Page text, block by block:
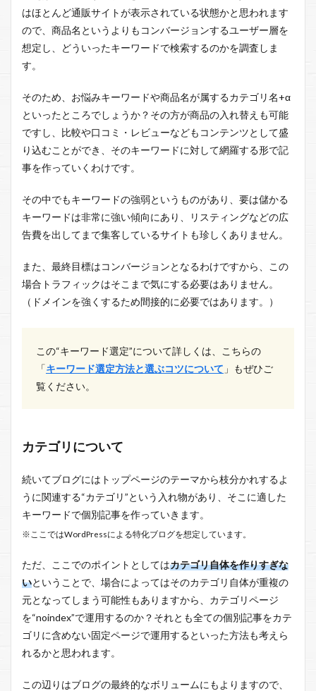
はほとんど通販サイトが表示されている状態かと思われます
ので、商品名というよりもコンバージョンするユーザー層を
想定し、どういったキーワードで検索するのかを調査しま
す。
そのため、お悩みキーワードや商品名が属するカテゴリ名+α
といったところでしょうか？その方が商品の入れ替えも可能
ですし、比較や口コミ・レビューなどもコンテンツとして盛
り込むことができ、そのキーワードに対して網羅する形で記
事を作っていくわけです。
その中でもキーワードの強弱というものがあり、要は儲かる
キーワードは非常に強い傾向にあり、リスティングなどの広
告費を出してまで集客しているサイトも珍しくありません。
また、最終目標はコンバージョンとなるわけですから、この
場合トラフィックはそこまで気にする必要はありません。
（ドメインを強くするため間接的に必要ではあります。）
この“キーワード選定”について詳しくは、こちらの
「キーワード選定方法と選ぶコツについて 」もぜひご
覧ください。
カテゴリについて
続いてブログにはトップページのテーマから枝分かれするよ
うに関連する“カテゴリ”という入れ物があり、そこに適した
キーワードで個別記事を作っていきます。
※ここではWordPressによる特化ブログを想定しています。
ただ、ここでのポイントとしてはカテゴリ自体を作りすぎな
いということで、場合によってはそのカテゴリ自体が重複の
元となってしまう可能性もありますから、カテゴリページ
を“noindex”で運用するのか？それとも全ての個別記事をカテ
ゴリに含めない固定ページで運用するといった方法も考えら
れるかと思われます。
この辺りはブログの最終的なボリュームにもよりますので、